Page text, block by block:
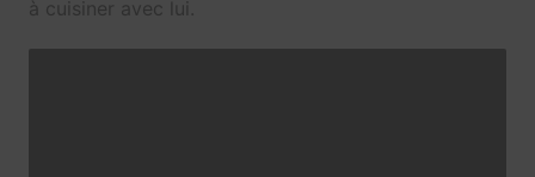
à cuisiner avec lui.